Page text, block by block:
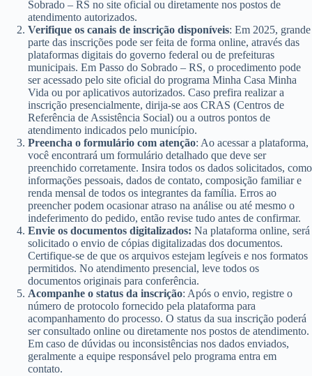
Sobrado – RS no site oficial ou diretamente nos postos de
atendimento autorizados.
Verifique os canais de inscrição disponíveis: Em 2025, grande
parte das inscrições pode ser feita de forma online, através das
plataformas digitais do governo federal ou de prefeituras
municipais. Em Passo do Sobrado – RS, o procedimento pode
ser acessado pelo site oficial do programa Minha Casa Minha
Vida ou por aplicativos autorizados. Caso prefira realizar a
inscrição presencialmente, dirija-se aos CRAS (Centros de
Referência de Assistência Social) ou a outros pontos de
atendimento indicados pelo município.
Preencha o formulário com atenção: Ao acessar a plataforma,
você encontrará um formulário detalhado que deve ser
preenchido corretamente. Insira todos os dados solicitados, como
informações pessoais, dados de contato, composição familiar e
renda mensal de todos os integrantes da família. Erros ao
preencher podem ocasionar atraso na análise ou até mesmo o
indeferimento do pedido, então revise tudo antes de confirmar.
Envie os documentos digitalizados: Na plataforma online, será
solicitado o envio de cópias digitalizadas dos documentos.
Certifique-se de que os arquivos estejam legíveis e nos formatos
permitidos. No atendimento presencial, leve todos os
documentos originais para conferência.
Acompanhe o status da inscrição: Após o envio, registre o
número de protocolo fornecido pela plataforma para
acompanhamento do processo. O status da sua inscrição poderá
ser consultado online ou diretamente nos postos de atendimento.
Em caso de dúvidas ou inconsistências nos dados enviados,
geralmente a equipe responsável pelo programa entra em
contato.